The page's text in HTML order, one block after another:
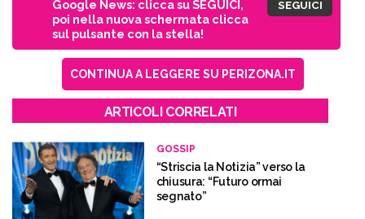
Google News: clicca su SEGUICI,
poi nella nuova schermata clicca
sul pulsante con la stella!
SEGUICI
CONTINUA A LEGGERE SU PERIZONA.IT
ARTICOLI CORRELATI
GOSSIP
“Striscia la Notizia” verso la
chiusura: “Futuro ormai
segnato”